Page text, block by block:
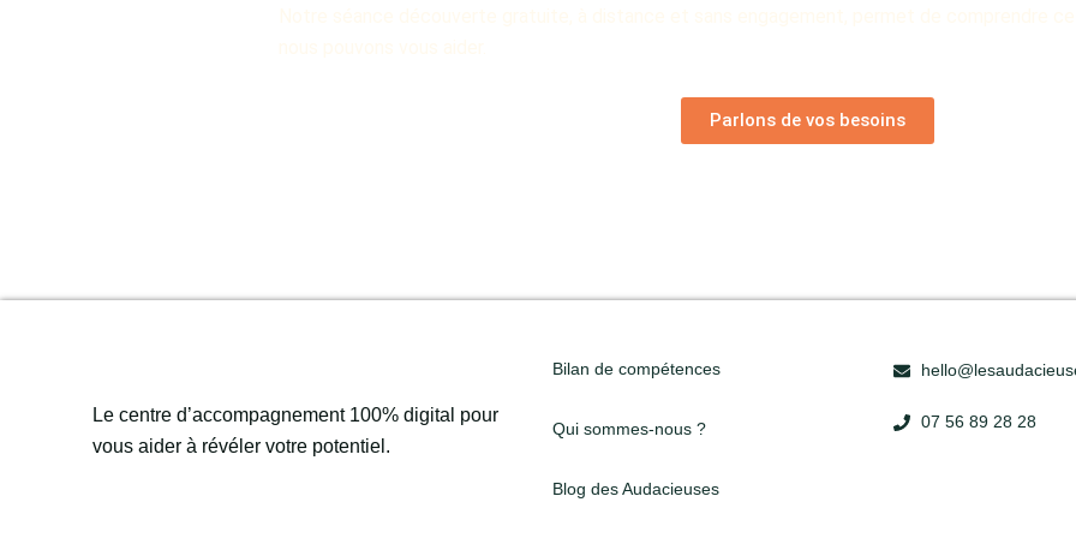
Parlons de vos besoins
Le centre d’accompagnement 100% digital pour
vous aider à révéler votre potentiel.
Bilan de compétences
Qui sommes-nous ?
Blog des Audacieuses
07 56 89 28 28